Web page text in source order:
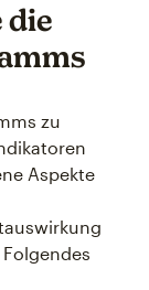
die
zu
Aspekte